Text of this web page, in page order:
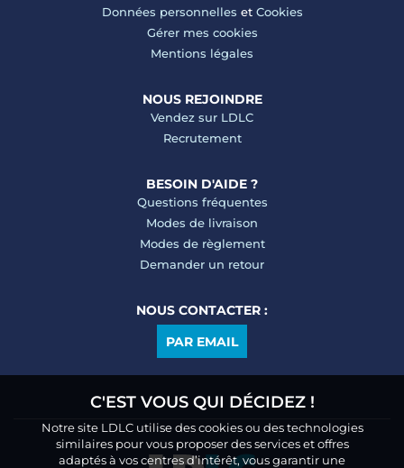
Données personnelles et Cookies
Gérer mes cookies
Mentions légales
NOUS REJOINDRE
Vendez sur LDLC
Recrutement
BESOIN D'AIDE ?
Questions fréquentes
Modes de livraison
Modes de règlement
Demander un retour
NOUS CONTACTER :
PAR EMAIL
C'EST VOUS QUI DÉCIDEZ !
Notre site LDLC utilise des cookies ou des technologies
similaires pour vous proposer des services et offres
adaptés à vos centres d’intérêt, vous garantir une